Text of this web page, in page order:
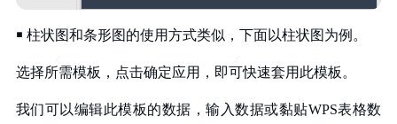
￭ 柱状图和条形图的使用方式类似，下面以柱状图为例。
选择所需模板，点击确定应用，即可快速套用此模板。
我们可以编辑此模板的数据，输入数据或黏贴WPS表格数